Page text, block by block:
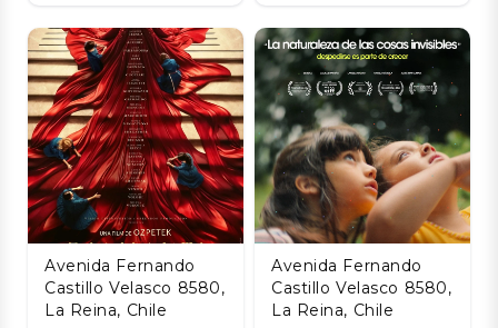
Avenida Fernando
Castillo Velasco 8580,
La Reina, Chile
Avenida Fernando
Castillo Velasco 8580,
La Reina, Chile